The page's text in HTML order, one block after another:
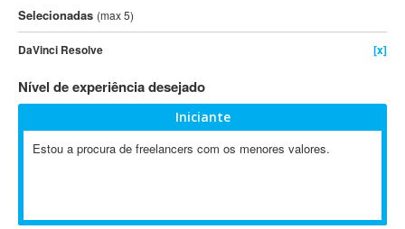
3DS Max
3GSM
4D Dimension
802.11
A&P
A2Billing
ABAP
Selecionadas (max 5)
DaVinci Resolve [x]
Nível de experiência desejado
Iniciante
Estou a procura de freelancers com os menores valores.